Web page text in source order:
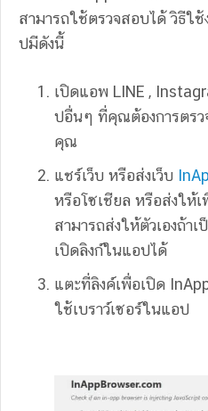
สามารถใช้ตรวจสอบได้ วิธีใ
ปมีดังนี้
เปิดแอพ LINE ,
ปอื่นๆ ที่คุณต้องการตร
คุณ
แชร์เว็บ หรือส่งเว็บ
หรือโซเชียล หรือส่งให้
สามารถส่งให้ตัวเองถ้
เปิดลิงก์ในแอปได้
แตะที่ลิงค์เพื่อเปิด
ใช้เบราว์เซอร์ในแอป